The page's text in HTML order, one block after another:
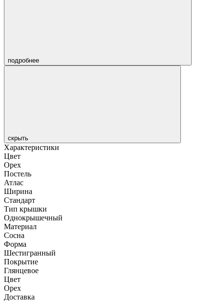
подробнее
скрыть
Характеристики
Цвет
Орех
Постель
Атлас
Ширина
Стандарт
Тип крышки
Однокрышечный
Материал
Сосна
Форма
Шестигранный
Покрытие
Глянцевое
Цвет
Орех
Доставка